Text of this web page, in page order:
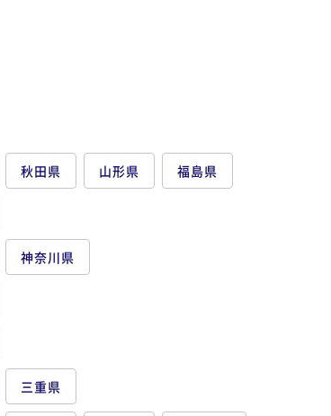
秋田県 山形県 福島県
神奈川県
三重県